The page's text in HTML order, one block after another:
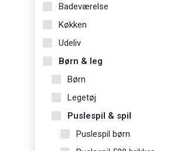
Badeværelse
Køkken
Udeliv
Børn & leg
Børn
Legetøj
Puslespil & spil
Puslespil børn